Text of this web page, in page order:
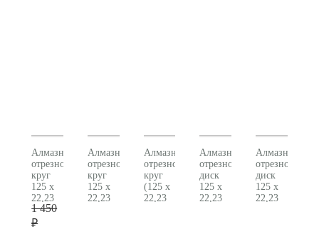
Алмазный
отрезной
круг
125 x
22,23
мм,
«SP-
1 450
₽
Алмазный
отрезной
круг
125 x
22,23
Алмазный
отрезной
круг
(125 x
22,23
Алмазный
отрезной
диск
125 x
22,23
Алмазный
отрезной
диск
125 x
22,23